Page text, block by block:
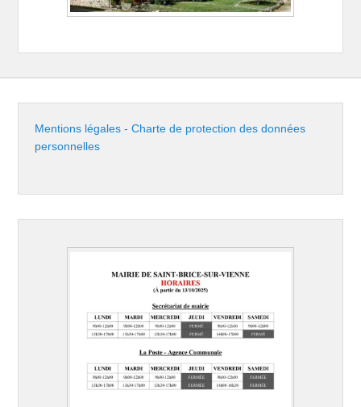
Mentions légales - Charte de protection des données
personnelles